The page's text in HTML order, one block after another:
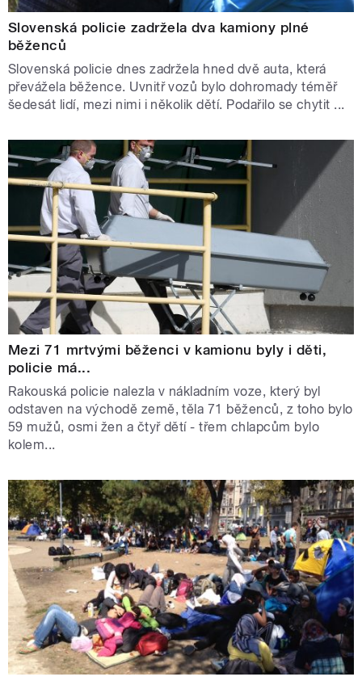
Slovenská policie zadržela dva kamiony plné
běženců
Slovenská policie dnes zadržela hned dvě auta, která
převážela běžence. Uvnitř vozů bylo dohromady téměř
šedesát lidí, mezi nimi i několik dětí. Podařilo se chytit ...
Mezi 71 mrtvými běženci v kamionu byly i děti,
policie má...
Rakouská policie nalezla v nákladním voze, který byl
odstaven na východě země, těla 71 běženců, z toho bylo
59 mužů, osmi žen a čtyř dětí - třem chlapcům bylo
kolem...